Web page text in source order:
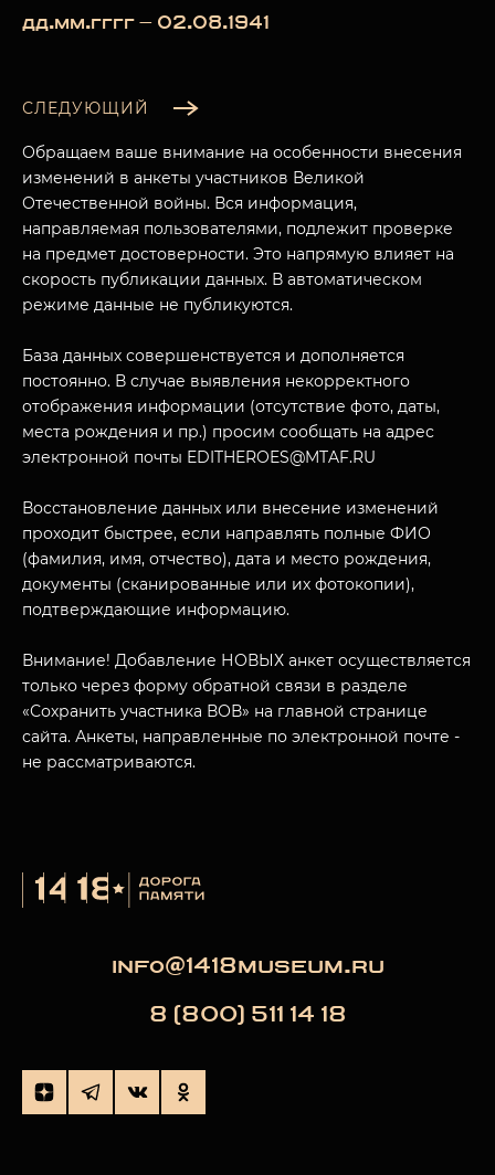
МУЗЕЙНЫЙ КОМПЛЕКС
ПОСЕТИТЕЛЯМ
О НАС
НАЗАД
дд.мм.гггг — 02.08.1941
СЛЕДУЮЩИЙ
Обращаем ваше внимание на особенности внесения
изменений в анкеты участников Великой
Отечественной войны. Вся информация,
направляемая пользователями, подлежит проверке
на предмет достоверности. Это напрямую влияет на
скорость публикации данных. В автоматическом
режиме данные не публикуются.
База данных совершенствуется и дополняется
постоянно. В случае выявления некорректного
отображения информации (отсутствие фото, даты,
места рождения и пр.) просим сообщать на адрес
электронной почты EDITHEROES@MTAF.RU
Восстановление данных или внесение изменений
проходит быстрее, если направлять полные ФИО
(фамилия, имя, отчество), дата и место рождения,
документы (сканированные или их фотокопии),
подтверждающие информацию.
Внимание! Добавление НОВЫХ анкет осуществляется
только через форму обратной связи в разделе
«Сохранить участника ВОВ» на главной странице
сайта. Анкеты, направленные по электронной почте -
не рассматриваются.
info@1418museum.ru
8 (800) 511 14 18